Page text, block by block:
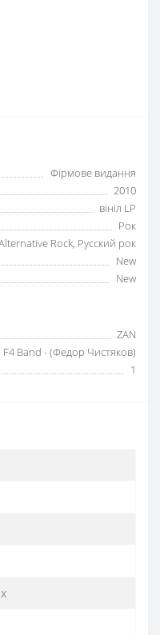
Фірмове видання
2010
вініл LP
Рок
Rock, Русский рок
New
New
ZAN
F4 Band - (Федор Чистяков)
1